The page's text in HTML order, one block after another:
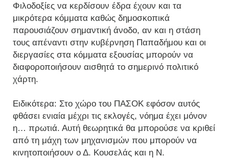
Φιλοδοξίες να κερδίσουν έδρα έχουν και τα
μικρότερα κόμματα καθώς δημοσκοπικά
παρουσιάζουν σημαντική άνοδο, αν και η στάση
τους απέναντι στην κυβέρνηση Παπαδήμου και οι
διεργασίες στα κόμματα εξουσίας μπορούν να
διαφοροποιήσουν αισθητά το σημερινό πολιτικό
χάρτη.
Ειδικότερα: Στο χώρο του ΠΑΣΟΚ εφόσον αυτός
φθάσει ενιαία μέχρι τις εκλογές, νόημα έχει μόνον
η… πρωτιά. Αυτή θεωρητικά θα μπορούσε να κριθεί
από τη μάχη των μηχανισμών που μπορούν να
κινητοποιήσουν ο Δ. Κουσελάς και η Ν.